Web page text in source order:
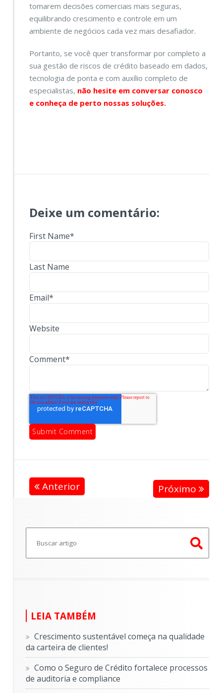
tomarem decisões comerciais mais seguras,
equilibrando crescimento e controle em um
ambiente de negócios cada vez mais desafiador.
Portanto, se você quer transformar por completo a
sua gestão de riscos de crédito baseado em dados,
tecnologia de ponta e com auxílio completo de
especialistas, não hesite em conversar conosco
e conheça de perto nossas soluções.
Deixe um comentário:
First Name*
Last Name
Email*
Website
Comment*
Anterior Próximo
LEIA TAMBÉM
Crescimento sustentável começa na qualidade
da carteira de clientes!
Como o Seguro de Crédito fortalece processos
de auditoria e compliance